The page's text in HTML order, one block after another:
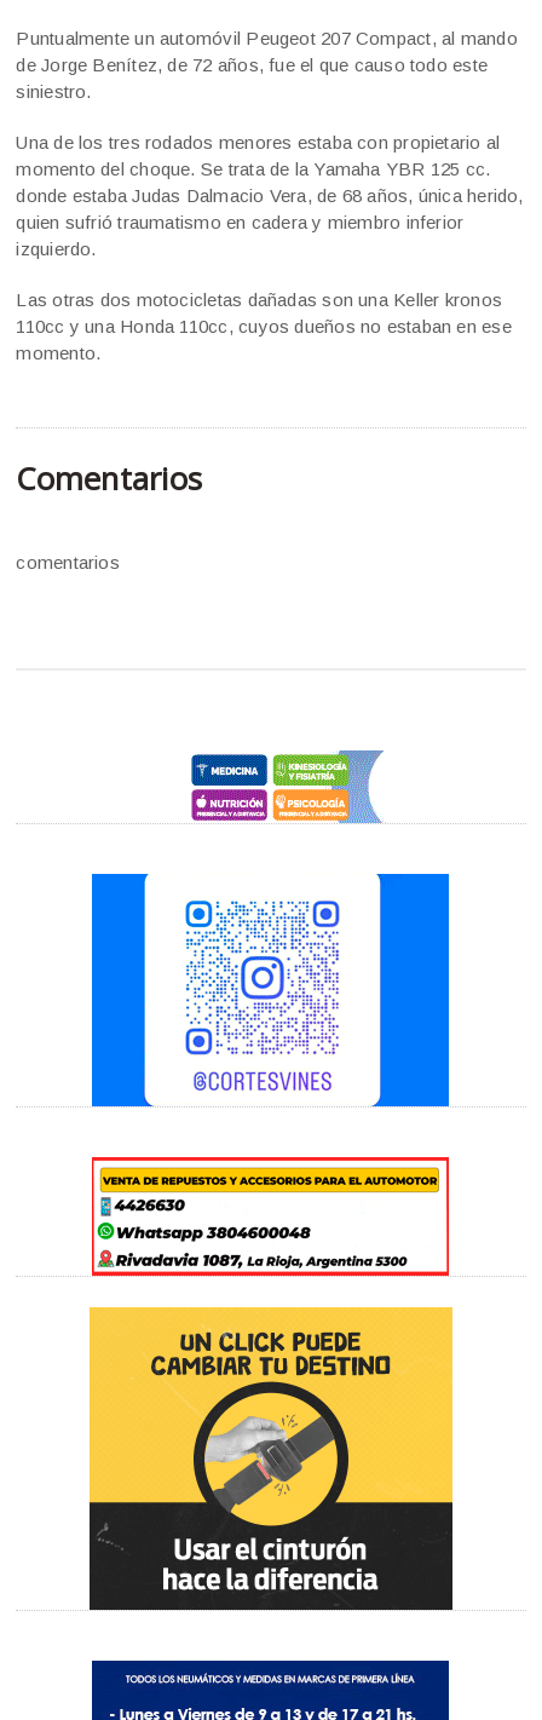
Puntualmente un automóvil Peugeot 207 Compact, al mando
de Jorge Benítez, de 72 años, fue el que causo todo este
siniestro.
Una de los tres rodados menores estaba con propietario al
momento del choque. Se trata de la Yamaha YBR 125 cc.
donde estaba Judas Dalmacio Vera, de 68 años, única herido,
quien sufrió traumatismo en cadera y miembro inferior
izquierdo.
Las otras dos motocicletas dañadas son una Keller kronos
110cc y una Honda 110cc, cuyos dueños no estaban en ese
momento.
Comentarios
comentarios